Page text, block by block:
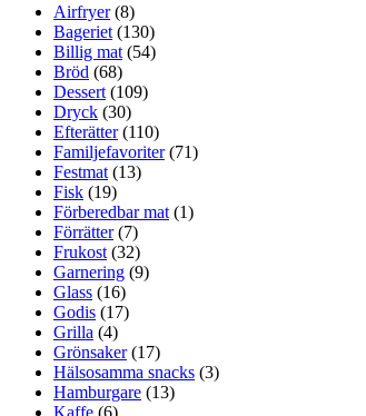
Airfryer(8)
Bageriet (130)
Billig mat (54)
Bröd (68)
Dessert (109)
Dryck (30)
Efterätter(110)
Familjefavoriter(71)
Festmat (13)
Fisk (19)
Förberedbar mat (1)
Förrätter(7)
Frukost (32)
Garnering (9)
Glass (16)
Godis (17)
Grilla (4)
Grönsaker(17)
Hälsosamma snacks (3)
Hamburgare (13)
Kaffe (6)